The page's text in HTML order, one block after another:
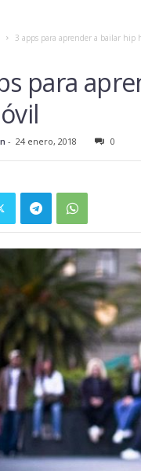
3 apps para aprender a bailar hip
para
- 24 enero, 2018 0